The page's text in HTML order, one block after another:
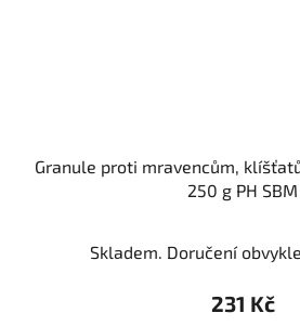
Granule proti mravencům,
250 g PH SBM
Skladem. Doručení
231 Kč